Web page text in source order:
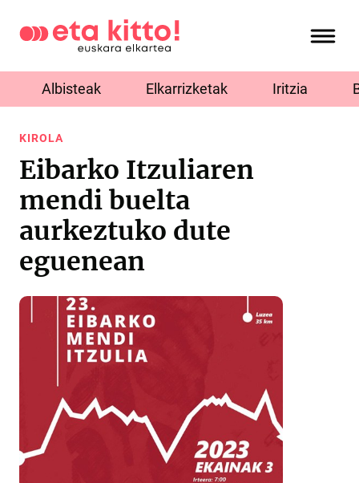
Albisteak Elkarrizketak Iritzia
KIROLA
Eibarko Itzuliaren
mendi buelta
aurkeztuko dute
eguenean